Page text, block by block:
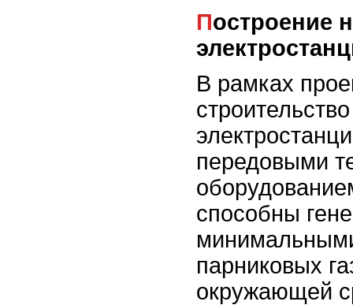
Построение новых
В рамках
передовыми
способны
парниковых
окружающей